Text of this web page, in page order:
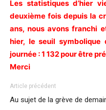
Les statistiques d’hier
deuxième fois depuis la
ans, nous avons franchi
hier, le seuil
journée : 1 132 pour être
Merci
Article précédent
Au sujet de la grève de